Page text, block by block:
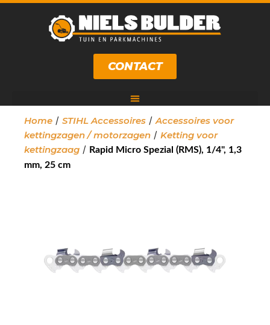
CONTACT
Home / STIHL Accessoires / Accessoires voor
kettingzagen / motorzagen / Ketting voor
kettingzaag / Rapid Micro Spezial (RMS), 1/4", 1,3
mm, 25 cm